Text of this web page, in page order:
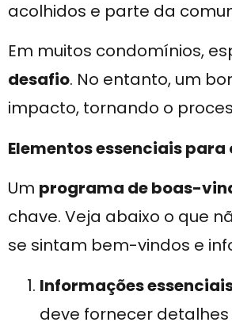
acolhidos e parte da
Em muitos condomínios,
desafio. No entanto, um
impacto, tornando o
Elementos essenciais
Um programa de boas-
chave. Veja abaixo o que
se sintam bem-vindos e
Informações
deve fornecer